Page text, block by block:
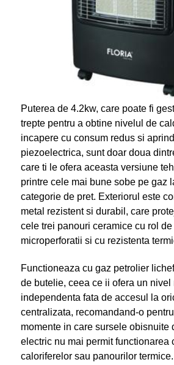
Puterea de 4.2kw, care poate fi
trepte pentru a obtine nivelul de
incapere cu consum redus si
piezoelectrica, sunt doar doua
care ti le ofera aceasta versiune
printre cele mai bune sobe pe gaz
categorie de pret. Exteriorul este
metal rezistent si durabil, care
cele trei panouri ceramice cu rol
microperforatii si cu rezistenta
Functioneaza cu gaz petrolier
de butelie, ceea ce ii ofera un nivel
independenta fata de accesul la
centralizata, recomandand-o
momente in care sursele obisnuite
electric nu mai permit functionarea
caloriferelor sau panourilor